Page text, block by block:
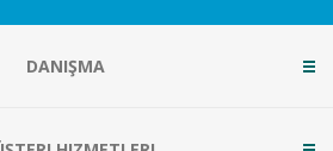
DANIŞMA